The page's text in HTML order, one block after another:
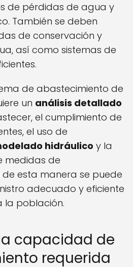
de pérdidas de agua y
También se deben
de conservación y
así como sistemas de
de abastecimiento de
un análisis detallado
el cumplimiento de
el uso de
hidráulico y la
medidas de
de esta manera se puede
adecuado y eficiente
población.
capacidad de
requerida